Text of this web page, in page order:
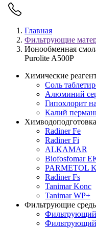
Главная
Фильтрующие
Ионообменная
Purolite A500P
Химические
Соль
Алюминий
Гипохлорит
Калий
Химводоподготовка
Radiner Fe
Radiner Fi
ALKAMAR
Biofosfomar
PARMETOL
Radiner Fs
Tanimar Konc
Tanimar WP+
Фильтрующие
Фильтрующий
Фильтрующий